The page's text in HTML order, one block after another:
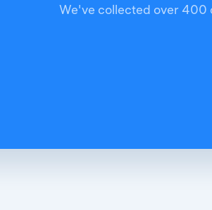
We've collected over 400